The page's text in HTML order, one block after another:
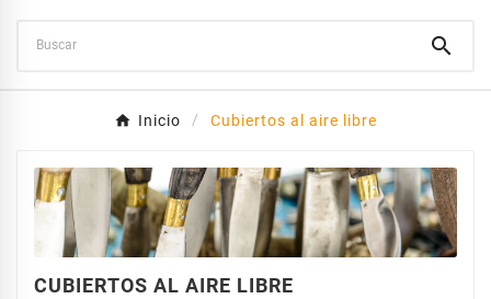

Inicio Cubiertos al aire libre
CUBIERTOS AL AIRE LIBRE